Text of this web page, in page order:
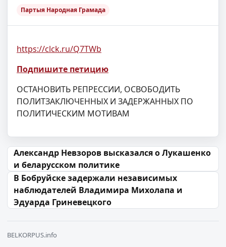
Партыя Народная Грамада
https://clck.ru/Q7TWb
Подпишите петицию
ОСТАНОВИТЬ РЕПРЕССИИ, ОСВОБОДИТЬ
ПОЛИТЗАКЛЮЧЕННЫХ И ЗАДЕРЖАННЫХ ПО
ПОЛИТИЧЕСКИМ МОТИВАМ
Навігацыя па запісах
Александр Невзоров высказался о Лукашенко
и беларусском политике
В Бобруйске задержали независимых
наблюдателей Владимира Михолапа и
Эдуарда Гриневецкого
BELKORPUS.info